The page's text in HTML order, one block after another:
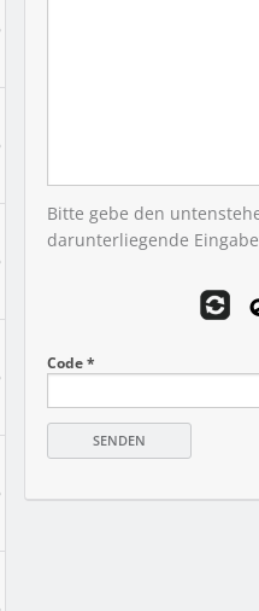
Bitte gebe den
darunterliegende
Code *